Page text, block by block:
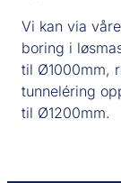
Vi kan via
boring i
til Ø1000mm,
tunneléring
til Ø1200mm.